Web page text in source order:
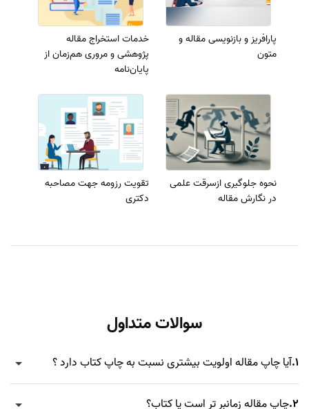
پارافریز و بازنویسی مقاله و
متون
خدمات استخراج مقاله
پژوهشی و مروری هم‌زمان از
پایان‌نامه
نحوه جلوگیری ازسرقت علمی
در نگارش مقاله
تقویت رزومه جهت مصاحبه
دکتری
سوالات متداول
1.آیا چاپ مقاله اولویت بیشتری نسبت به چاپ کتاب دارد ؟
2.چاپ مقاله زمانبر تر است یا کتاب؟